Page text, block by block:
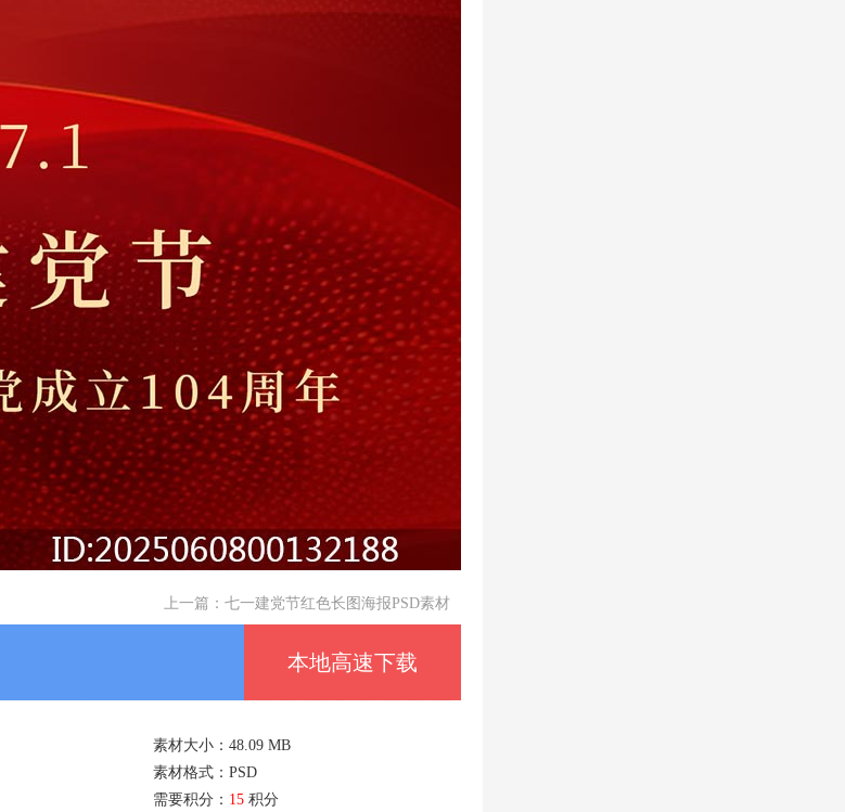
上一篇： 七一建党节红色长图海报PSD素材
本地高速下载
素材大小：48.09 MB
素材格式：PSD
需要积分： 15 积分